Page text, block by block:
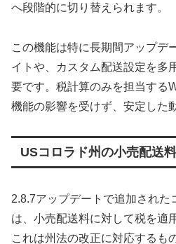
へ段階的に切り替えられます。
この機能は特に長期間アップデ
イトや、カスタム配送設定を多
要です。税計算のみを担当する
機能の影響を受けず、安定した
USコロラド州の小売配送
2.8.7アップデートで追加された
は、小売配送料に対して税を適
これは州法の改正に対応するも